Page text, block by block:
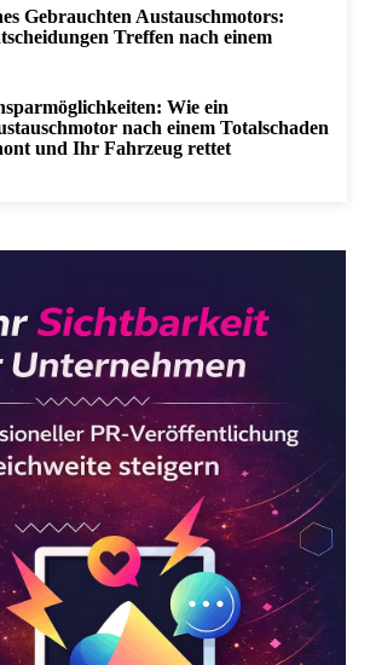
Gebrauchten Austauschmotors:
Treffen nach einem
Wie ein
nach einem Totalschaden
und Ihr Fahrzeug rettet